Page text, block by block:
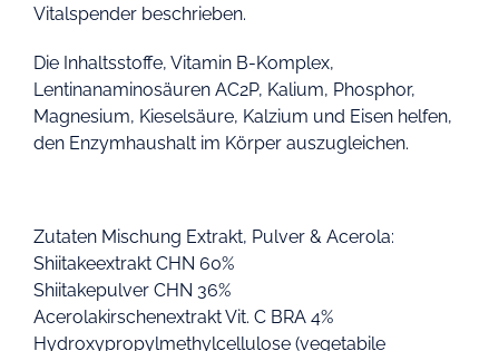
Vitalspender beschrieben.
Die Inhaltsstoffe, Vitamin B-Komplex,
Lentinanaminosäuren AC2P, Kalium, Phosphor,
Magnesium, Kieselsäure, Kalzium und Eisen helfen,
den Enzymhaushalt im Körper auszugleichen.
Zutaten Mischung Extrakt, Pulver & Acerola:
Shiitakeextrakt CHN 60%
Shiitakepulver CHN 36%
Acerolakirschenextrakt Vit. C BRA 4%
Hydroxypropylmethylcellulose (vegetabile